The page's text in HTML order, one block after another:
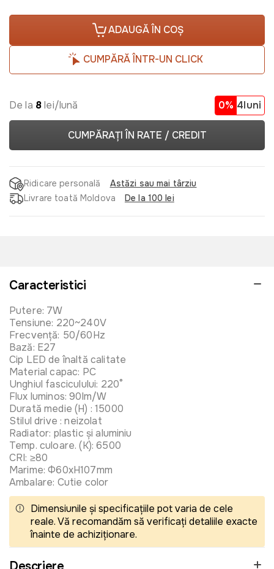
ADAUGĂ ÎN COȘ
CUMPĂRĂ ÎNTR-UN CLICK
De la 8lei/lună 0% 4luni
CUMPĂRAȚI ÎN RATE / CREDIT
Ridicare personală
Astăzi sau mai târziu
Livrare toată Moldova
De la 100 lei
Caracteristici
Putere: 7W
Tensiune: 220~240V
Frecvență: 50/60Hz
Bază: E27
Cip LED de înaltă calitate
Material capac: PC
Unghiul fasciculului: 220°
Flux luminos: 90lm/W
Durată medie (H) : 15000
Stilul drive : neizolat
Radiator: plastic și aluminiu
Temp. culoare. (K): 6500
CRI: ≥80
Marime: Ф60xH107mm
Ambalare: Cutie color
Dimensiunile și specificațiile pot varia de cele
reale. Vă recomandăm să verificați detaliile exacte
înainte de achiziționare.